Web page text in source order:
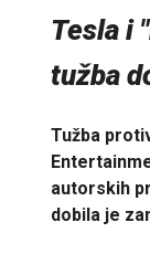
Tesla i
tužba
Tužba
autorskih
dobila je